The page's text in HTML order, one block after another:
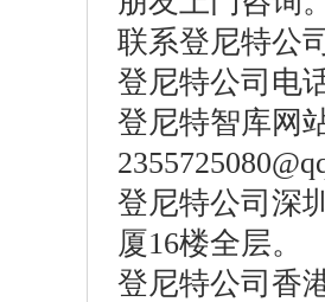
联系登尼特公
登尼特公司电
登尼特智库网
登尼特公司深
厦16楼全层。
登尼特公司香